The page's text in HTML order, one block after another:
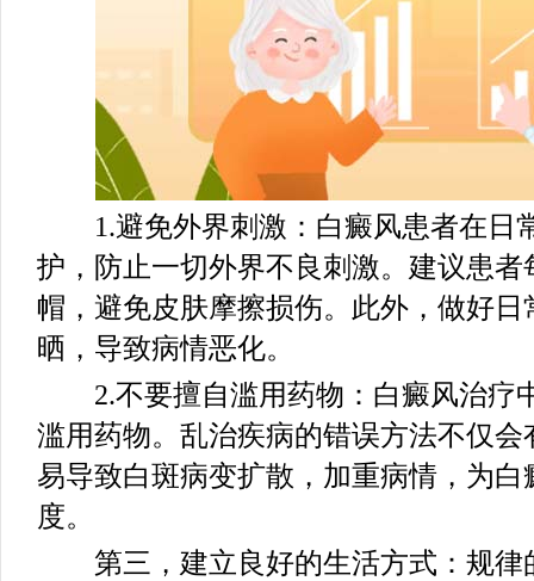
1.避免外界刺激：白癜风患者在日
护，防止一切外界不良刺激。建议患
帽，避免皮肤摩擦损伤。此外，做好
晒，导致病情恶化。
2.不要擅自滥用药物：白癜风治疗
滥用药物。乱治疾病的错误方法不仅
易导致白斑病变扩散，加重病情，为
度。
第三，建立良好的生活方式：规律